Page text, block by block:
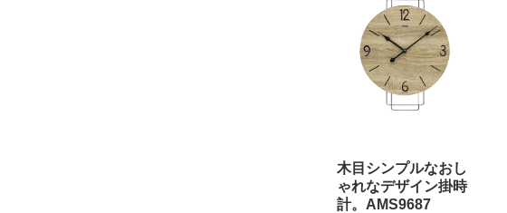
木目シンプルなおし
ゃれなデザイン掛時
計。AMS9687